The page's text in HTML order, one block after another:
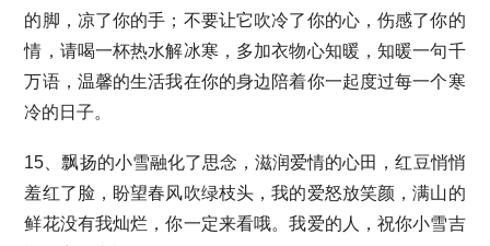
的脚，凉了你的手；不要让它吹冷了你的心，伤感了你的
情，请喝一杯热水解冰寒，多加衣物心知暖，知暖一句千
万语，温馨的生活我在你的身边陪着你一起度过每一个寒
冷的日子。
15、飘扬的小雪融化了思念，滋润爱情的心田，红豆悄悄
羞红了脸，盼望春风吹绿枝头，我的爱怒放笑颜，满山的
鲜花没有我灿烂，你一定来看哦。我爱的人，祝你小雪吉